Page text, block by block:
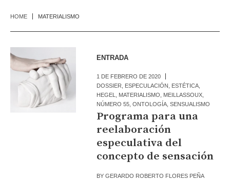
HOME MATERIALISMO
ENTRADA
1 DE FEBRERO DE 2020
DOSSIER
ESPECULACIÓN ESTÉTICA
HEGEL
MATERIALISMO MEILLASSOUX
NÚMERO 55 ,ONTOLOGÍA ,SENSUALISMO
Programa para una
reelaboración
especulativa del
concepto de sensación
BYGERARDO ROBERTO FLORES PEÑA